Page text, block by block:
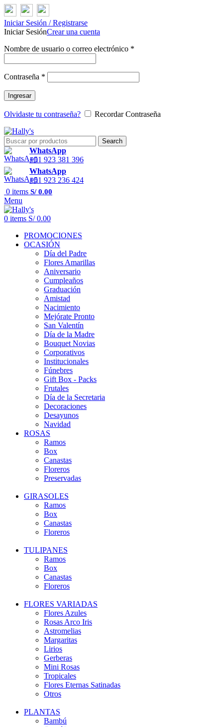
Iniciar Sesión / Registrarse
Iniciar SesiónCrear una cuenta
Nombre de usuario o correo electrónico *
Contraseña *
Ingresar
Olvidaste tu contraseña? Recordar Contraseña
Search
WhatsApp
+51 923 381 396
WhatsApp
+51 923 236 424
0 items S/0.00
Menu
0 items S/0.00
PROMOCIONES
OCASIÓN
Día del Padre
Flores Amarillas
Aniversario
Cumpleaños
Graduación
Amistad
Nacimiento
Mejórate Pronto
San Valentín
Día de la Madre
Bouquet Novias
Corporativos
Institucionales
Fúnebres
Gift Box - Packs
Frutales
Día de la Secretaria
Decoraciones
Desayunos
Navidad
ROSAS
Ramos
Box
Canastas
Floreros
Preservadas
GIRASOLES
Ramos
Box
Canastas
Floreros
TULIPANES
Ramos
Box
Canastas
Floreros
FLORES VARIADAS
Flores Azules
Rosas Arco Iris
Astromelias
Margaritas
Lirios
Gerberas
Mini Rosas
Tropicales
Flores Eternas Satinadas
Otros
PLANTAS
Bambú